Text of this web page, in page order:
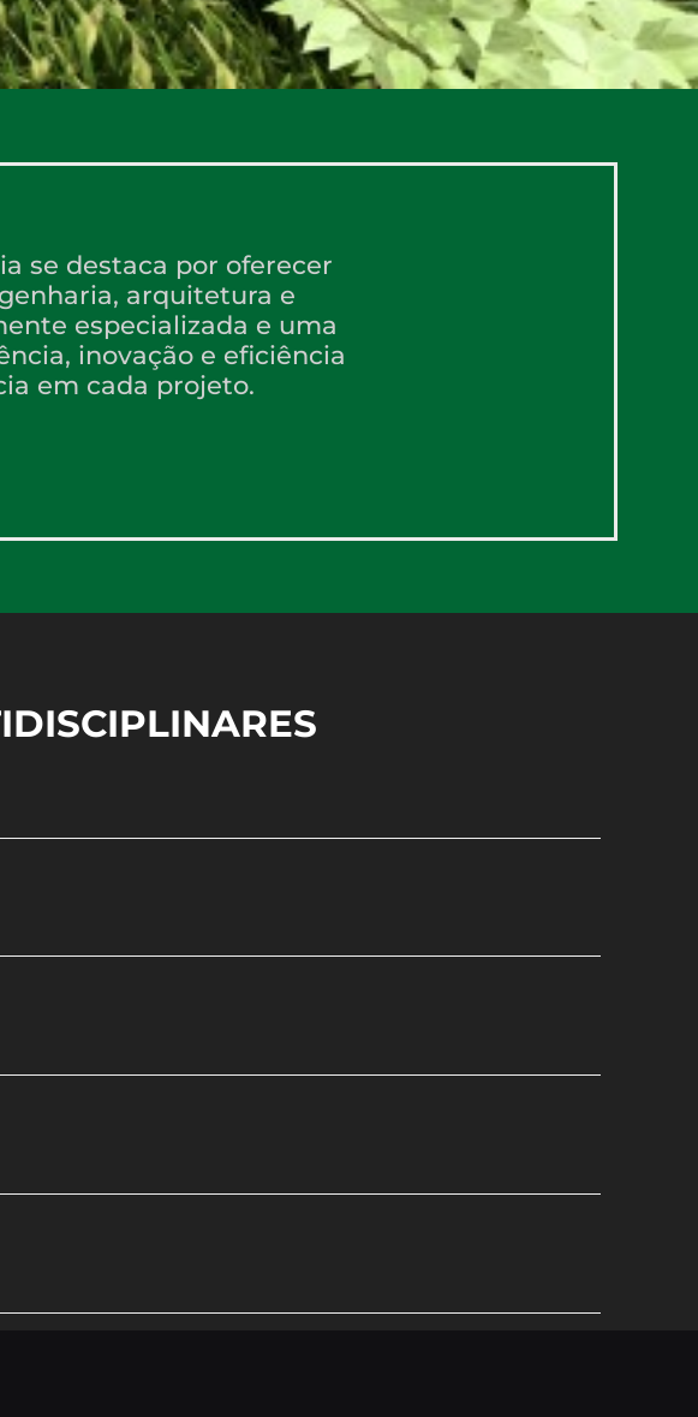
se destaca por oferecer
arquitetura e
especializada e uma
inovação e eficiência
em cada projeto.